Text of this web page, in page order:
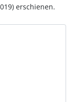
erschienen.